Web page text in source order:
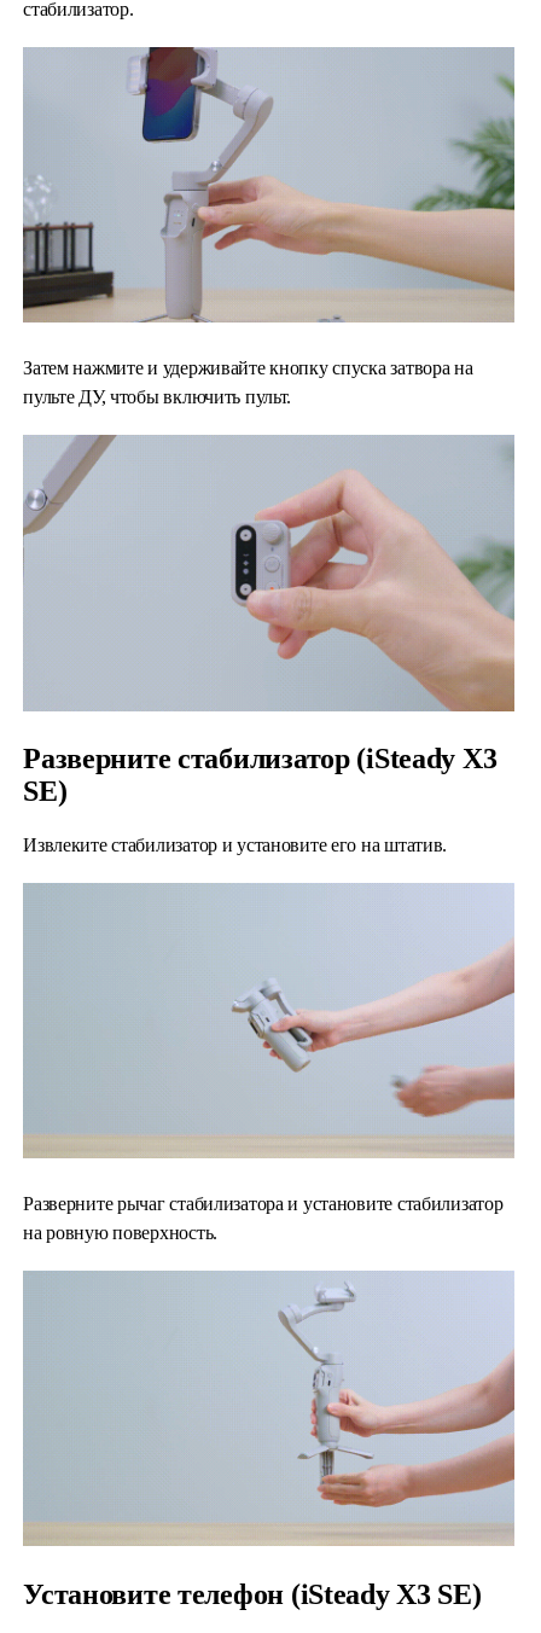
стабилизатор.
Затем нажмите и удерживайте кнопку спуска затвора на
пульте ДУ, чтобы включить пульт.
Разверните стабилизатор (iSteady X3
SE)
Извлеките стабилизатор и установите его на штатив.
Разверните рычаг стабилизатора и установите стабилизатор
на ровную поверхность.
Установите телефон (iSteady X3 SE)